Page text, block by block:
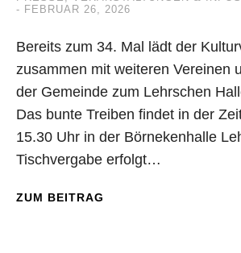
FEBRUAR 26, 2026
Bereits zum 34. Mal lädt der
zusammen mit weiteren Vereinen
der Gemeinde zum Lehrschen
Das bunte Treiben findet in der
15.30 Uhr in der Börnekenhalle
Tischvergabe erfolgt…
ZUM BEITRAG